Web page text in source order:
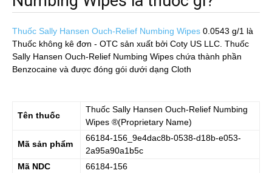
Thuốc Sally Hansen Ouch-Relief Numbing Wipes 0.0543 g/1 là
Thuốc không kê đơn - OTC sản xuất bởi Coty US LLC. Thuốc
Sally Hansen Ouch-Relief Numbing Wipes chứa thành phần
Benzocaine và được đóng gói dưới dạng Cloth
Tên thuốc
Thuốc Sally Hansen Ouch-Relief Numbing
Wipes ®(Proprietary Name)
Mã sản phẩm
66184-156_9e4dac8b-0538-d18b-e053-
2a95a90a1b5c
Mã NDC
66184-156